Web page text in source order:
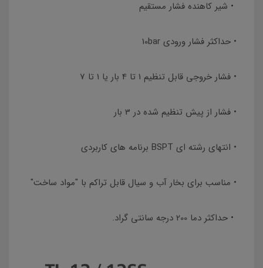
• شیر کاهنده فشار مستقیم
• حداکثر فشار ورودی 10bar
• فشار خروجی قابل تنظیم 1 تا 4 بار یا 1 تا 7
• فشار از پیش تنظیم شده در 3 بار
• انتهای رشته ای BSPT برنامه های کاربردی
• مناسب برای بخار آب و سیال قابل تراکم با "مواد ساخت"
• حداکثر دما 200 درجه سانتی گراد.